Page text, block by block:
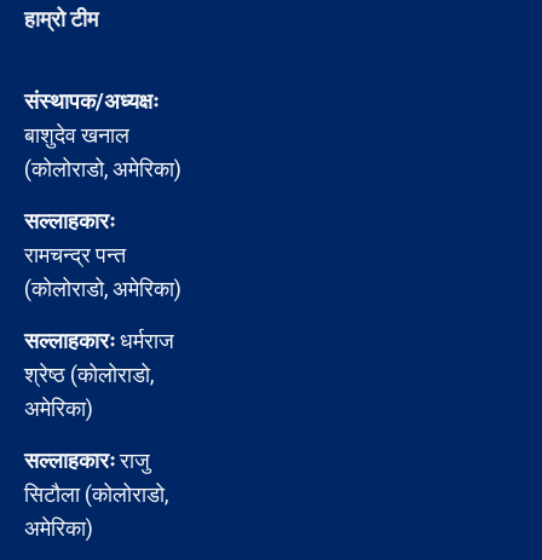
हाम्रो टीम
संस्थापक/अध्यक्षः
बाशुदेव खनाल
(कोलोराडो, अमेरिका)
सल्लाहकारः
रामचन्द्र पन्त
(कोलोराडो, अमेरिका)
सल्लाहकारःधर्मराज
श्रेष्ठ (कोलोराडो,
अमेरिका)
सल्लाहकारःराजु
सिटौला (कोलोराडो,
अमेरिका)